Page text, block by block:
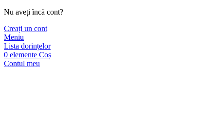
Nu aveți încă cont?
Creați un cont
Meniu
Lista dorințelor
0 elemente Coș
Contul meu